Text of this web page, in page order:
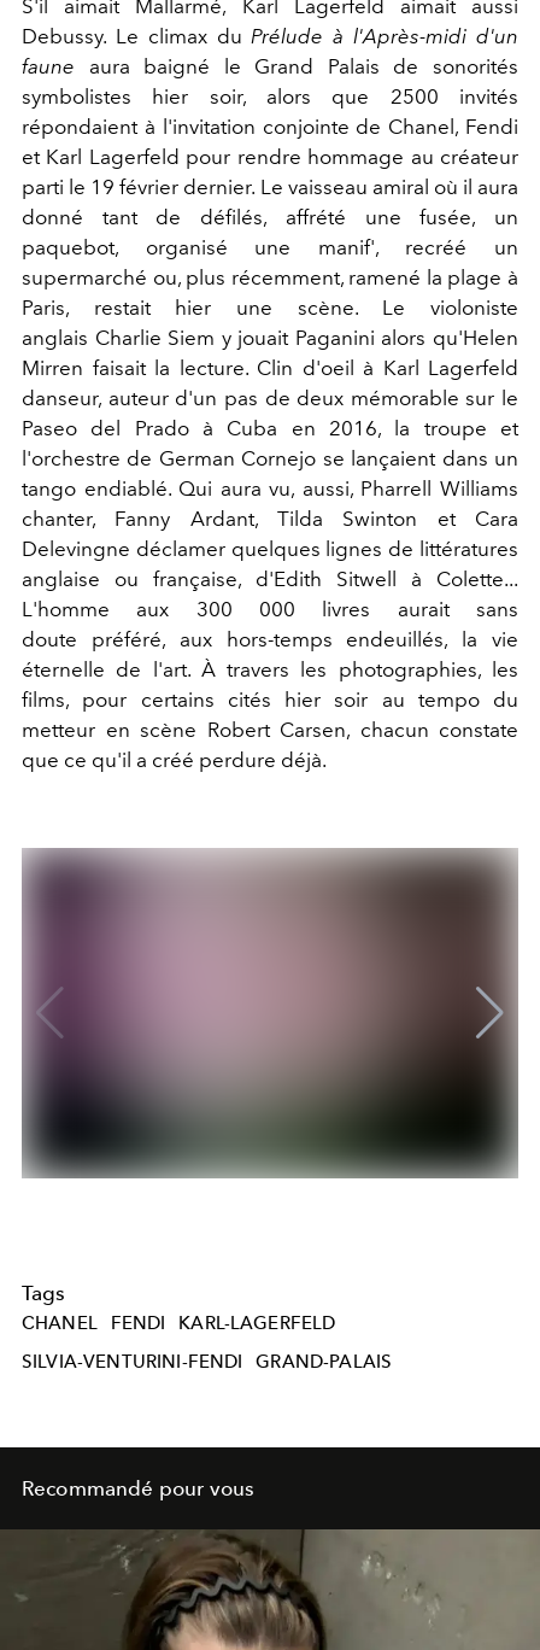
S'il aimait Mallarmé, Karl Lagerfeld aimait aussi
Debussy. Le climax du Prélude à l'Après-midi d'un
faune aura baigné le Grand Palais de sonorités
symbolistes hier soir, alors que 2500 invités
répondaient à l'invitation conjointe de Chanel, Fendi
et Karl Lagerfeld pour rendre hommage au créateur
parti le 19 février dernier. Le vaisseau amiral où il aura
donné tant de défilés, affrété une fusée, un
paquebot, organisé une manif', recréé un
supermarché ou, plus récemment, ramené la plage à
Paris, restait hier une scène. Le violoniste
anglais Charlie Siem y jouait Paganini alors qu'Helen
Mirren faisait la lecture. Clin d'oeil à Karl Lagerfeld
danseur, auteur d'un pas de deux mémorable sur le
Paseo del Prado à Cuba en 2016, la troupe et
l'orchestre de German Cornejo se lançaient dans un
tango endiablé. Qui aura vu, aussi, Pharrell Williams
chanter, Fanny Ardant, Tilda Swinton et Cara
Delevingne déclamer quelques lignes de littératures
anglaise ou française, d'Edith Sitwell à Colette...
L'homme aux 300 000 livres aurait sans
doute préféré, aux hors-temps endeuillés, la vie
éternelle de l'art. À travers les photographies, les
films, pour certains cités hier soir au tempo du
metteur en scène Robert Carsen, chacun constate
que ce qu'il a créé perdure déjà.
Tags
CHANEL FENDI
KARL-LAGERFELD
SILVIA-VENTURINI-FENDI
GRAND-PALAIS
Recommandé pour vous